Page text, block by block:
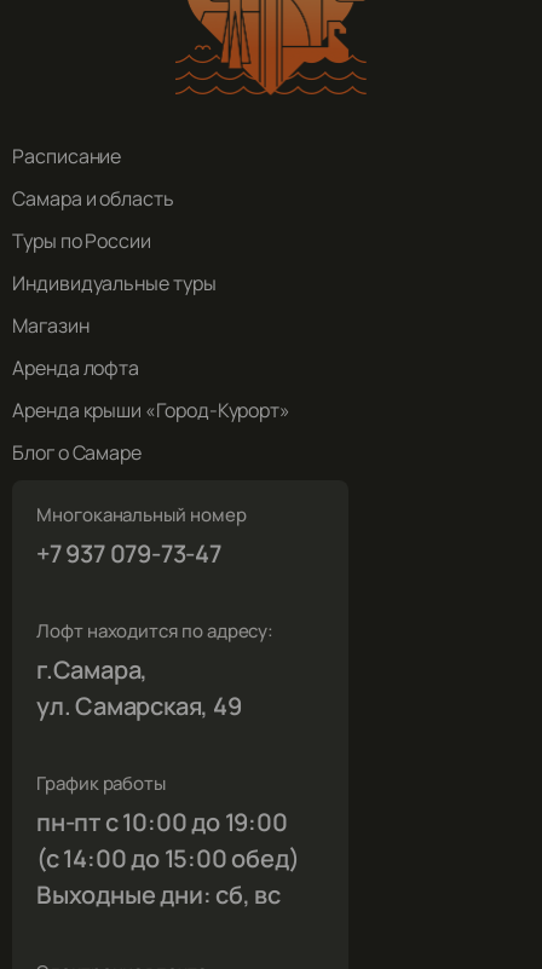
Расписание
Самара и область
Туры по России
Индивидуальные туры
Магазин
Аренда лофта
Аренда крыши «Город-Курорт»
Блог о Самаре
Многоканальный номер
+7 937 079-73-47
Лофт находится по адресу:
г.Самара,
ул. Самарская, 49
График работы
пн-пт с 10:00 до 19:00
(с 14:00 до 15:00 обед)
Выходные дни: сб, вс